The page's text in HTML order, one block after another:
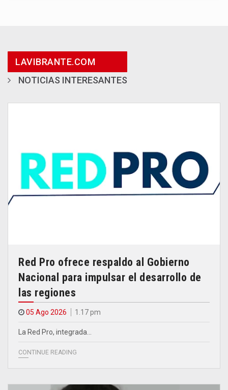
LAVIBRANTE.COM
NOTICIAS INTERESANTES
Red Pro ofrece respaldo al Gobierno
Nacional para impulsar el desarrollo de
las regiones
05 Ago 2026 1.17 pm
La Red Pro, integrada…
CONTINUE READING